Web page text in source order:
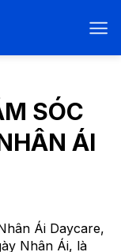
SÓC
ÁI
Ái Daycare,
Nhân Ái, là